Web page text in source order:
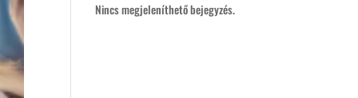
Nincs megjeleníthető bejegyzés.